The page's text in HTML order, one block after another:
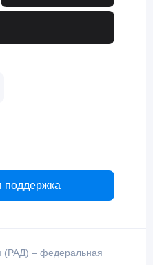
поддержка
(РАД) – федеральная